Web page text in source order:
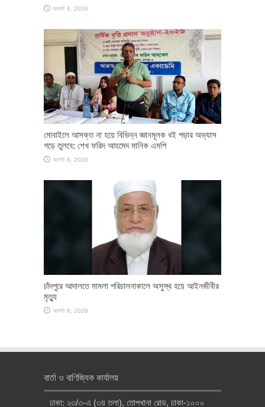
আগস্ট 6, 2026
মোবাইলে আসক্ত না হয়ে বিভিন্ন জ্ঞানমূলক বই পড়ার অভ্যাস
গড়ে তুলবে: শেখ ফরিদ আহমেদ মানিক এমপি
আগস্ট 6, 2026
চাঁদপুরে আদালতে মামলা পরিচালনাকালে অসুস্থ হয়ে আইনজীবীর
মৃত্যু
আগস্ট 6, 2026
বার্তা ও বাণিজ্যিক কার্যালয়
ঢাকা: ২৩/৩-এ (৩য় তলা), তোপখানা রোড, ঢাকা-১০০০